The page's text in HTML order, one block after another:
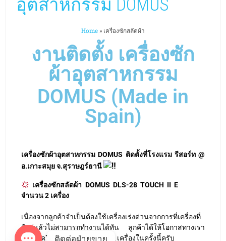
งานติดตั้ง เครื่องซัก
ผ้าอุตสาหกรรม
DOMUS (Made in
Spain)
อ.เกาะสมุย จ.สุราษฎร์ธานี
เครื่องซักสลัดผ้า DOMUS DLS-28 TOUCH II E
จำนวน 2 เครื่อง
มีอยู่แล้วไม่สามารถทำงานได้ทัน ลูกค้าได้ให้โอกาสทางเรา
สั่งซื้อเครื่องซักสลัดผ้าจำนวน 2 เครื่องในครั้งนี้ครับ
ติดต่อฝ่ายขาย
O
p